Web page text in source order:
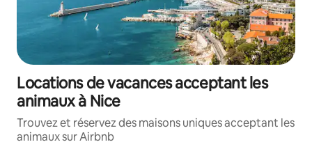
Locations de vacances acceptant les
animaux à Nice
Trouvez et réservez des maisons uniques acceptant les
animaux sur Airbnb